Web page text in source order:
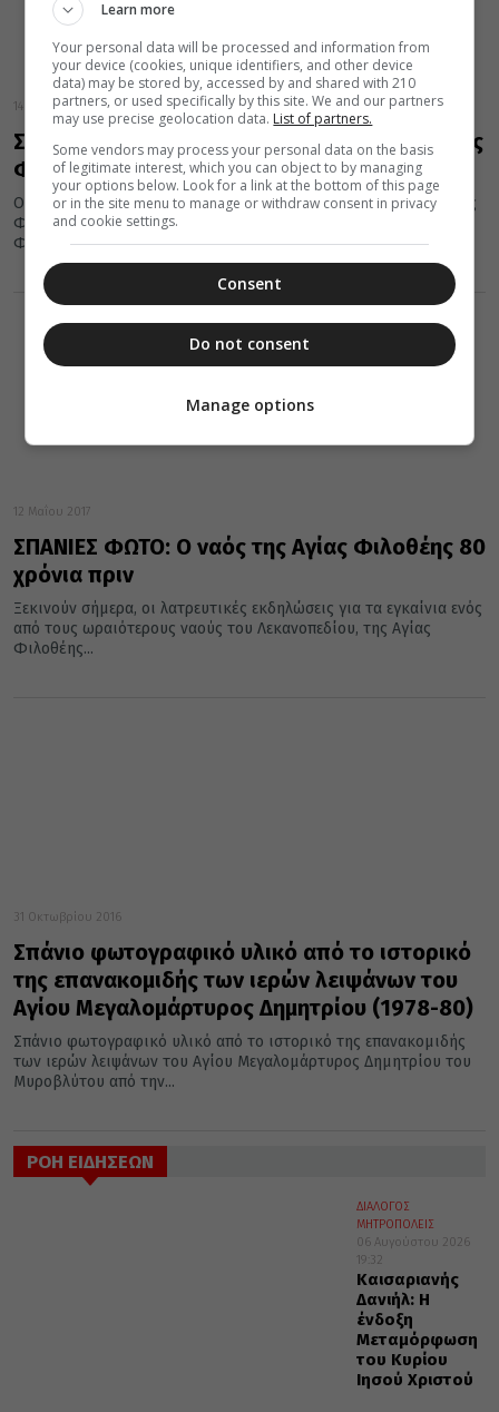
14 Φεβρουαρίου 2018
Σπάνιες φωτογραφίες από τον ιερό ναό Αγίας
Φιλοθέης
Οι πανηγυρικές λατρευτικές εκδηλώσεις για την εορτή της Αγίας
Φιλοθέης θα τελεσθούν το Σαββατοκύριακο 17 και 18
Φεβρουαρίου. Ο...
12 Μαΐου 2017
ΣΠΑΝΙΕΣ ΦΩΤΟ: Ο ναός της Αγίας Φιλοθέης 80
χρόνια πριν
Ξεκινούν σήμερα, οι λατρευτικές εκδηλώσεις για τα εγκαίνια ενός
από τους ωραιότερους ναούς του Λεκανοπεδίου, της Αγίας
Φιλοθέης...
31 Οκτωβρίου 2016
Σπάνιο φωτογραφικό υλικό από το ιστορικό
της επανακομιδής των ιερών λειψάνων του
Αγίου Μεγαλομάρτυρος Δημητρίου (1978-80)
Σπάνιο φωτογραφικό υλικό από το ιστορικό της επανακομιδής
των ιερών λειψάνων του Αγίου Μεγαλομάρτυρος Δημητρίου του
Μυροβλύτου από την...
ΡΟΗ ΕΙΔΗΣΕΩΝ
ΔΙΑΛΟΓΟΣ
ΜΗΤΡΟΠΟΛΕΙΣ
06 Αυγούστου 2026
19:32
Καισαριανής
Δανιήλ: Η
ένδοξη
Μεταμόρφωση
του Κυρίου
Ιησού Χριστού
Learn more
Your personal data will be processed and information from
your device (cookies, unique identifiers, and other device
data) may be stored by, accessed by and shared with 210
partners, or used specifically by this site. We and our partners
may use precise geolocation data. List of partners.
Some vendors may process your personal data on the basis
of legitimate interest, which you can object to by managing
your options below. Look for a link at the bottom of this page
or in the site menu to manage or withdraw consent in privacy
and cookie settings.
Consent
Do not consent
Manage options